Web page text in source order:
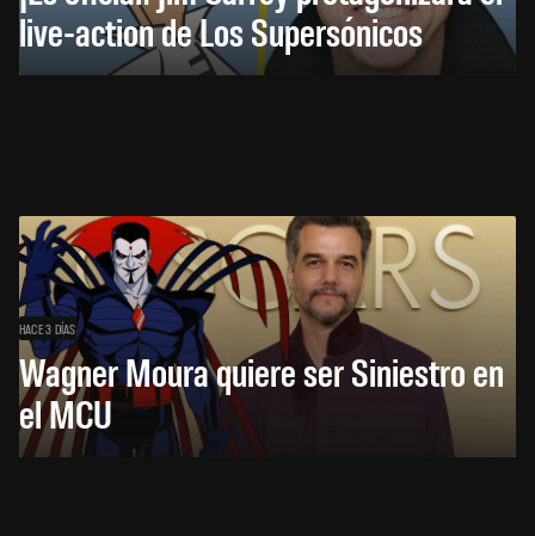
live-action de Los Supersónicos
HACE 3 DÍAS
Wagner Moura quiere ser Siniestro en
el MCU